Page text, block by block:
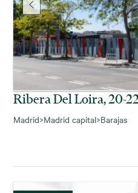
Ribera Del Loira, 20-
Madrid>Madrid capital>Barajas